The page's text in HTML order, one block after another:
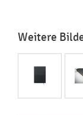
Weitere